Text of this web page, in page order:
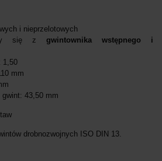
i nieprzelotowych
się z gwintownika wstępnego i
1,50
mm
43,50 mm
drobnozwojnych ISO DIN 13.